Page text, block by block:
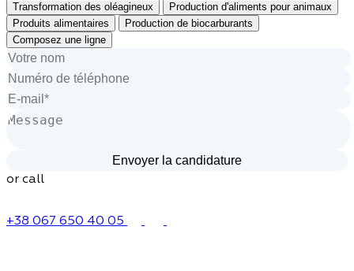
Transformation des oléagineux
Production d'aliments pour animaux
Produits alimentaires
Production de biocarburants
Composez une ligne
or call
+38 067 650 40 05